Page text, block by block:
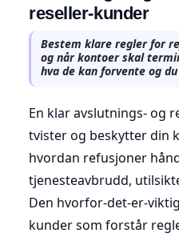
reseller-kunder
Bestem klare regler for
og når kontoer skal
hva de kan forvente og
En klar avslutnings- og
tvister og beskytter din
hvordan refusjoner
tjenesteavbrudd,
Den hvorfor-det-er-
kunder som forstår